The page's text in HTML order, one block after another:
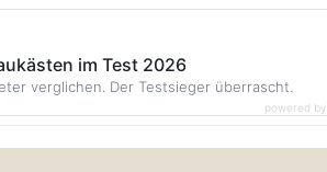
im Test 2026
verglichen. Der Testsieger überrascht.
powered